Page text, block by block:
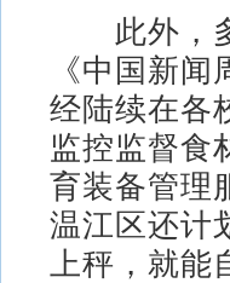
此外，多
《中国新
经陆续在各
监控监督食
育装备管理
温江区还计
上秤，就能